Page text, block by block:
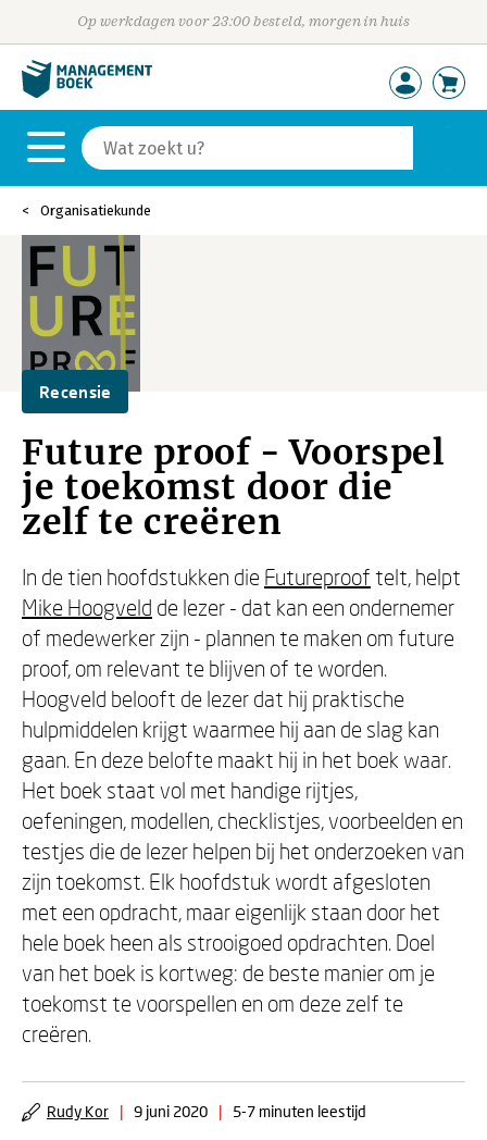
Op werkdagen voor 23:00 besteld, morgen in huis
Organisatiekunde
Recensie
Future proof - Voorspel
je toekomst door die
zelf te creëren
In de tien hoofdstukken die Futureproof telt, helpt
Mike Hoogveld de lezer - dat kan een ondernemer
of medewerker zijn - plannen te maken om future
proof, om relevant te blijven of te worden.
Hoogveld belooft de lezer dat hij praktische
hulpmiddelen krijgt waarmee hij aan de slag kan
gaan. En deze belofte maakt hij in het boek waar.
Het boek staat vol met handige rijtjes,
oefeningen, modellen, checklistjes, voorbeelden en
testjes die de lezer helpen bij het onderzoeken van
zijn toekomst. Elk hoofdstuk wordt afgesloten
met een opdracht, maar eigenlijk staan door het
hele boek heen als strooigoed opdrachten. Doel
van het boek is kortweg: de beste manier om je
toekomst te voorspellen en om deze zelf te
creëren.
Rudy Kor | 9 juni 2020 | 5-7 minuten leestijd